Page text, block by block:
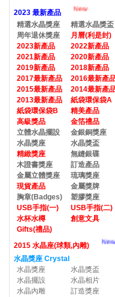
2023 最新產品
New
精選水晶獎座
精選水晶獎盃
周年退休獎座
月曆(利是封)
2023新產品
2022新產品
2021新產品
2020新產品
2019新產品
2018新產品
2017最新產品
2016最新產
2015最新產品
2014最新產
2013最新產品
紙袋環保袋A
紙袋環保袋B
精美產品
高級獎品
金箔禮品
立體水晶擺設
金銀銅獎座
水晶獎座
水晶獎盃
精緻獎座
無縫銀碟
木證書獎座
訂造產品
金屬立體獎座
琉璃獎座
現貨產品
金屬獎牌
胸章(Badges)
塑膠獎座
USB手指(一)
USB手指(二)
水杯水樽
創意文具
Gifts(禮品)
2015 水晶座(球類,內雕)
New
水晶獎座 Crystal
水晶獎座
水晶獎盃
水晶擺設
水晶相片
水晶內雕
訂造獎座